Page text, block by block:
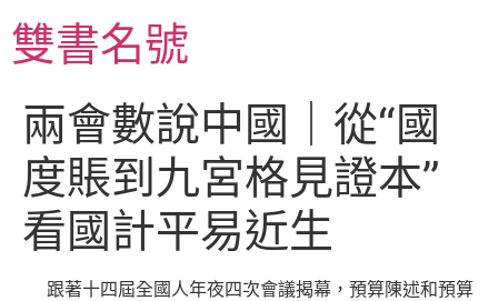
至
主雙書名號
兩會數說中國｜從“國
度賬到九宮格見證本”
看國計平易近生
跟著十四屆全國人年夜四次會議揭幕，預算陳述和預算